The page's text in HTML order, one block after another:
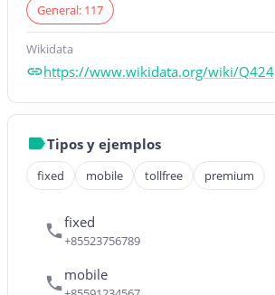
General: 117
Wikidata
https://www.wikidata.org/wiki/Q424
Tipos y ejemplos
fixed mobile tollfree premium
fixed
+85523756789
mobile